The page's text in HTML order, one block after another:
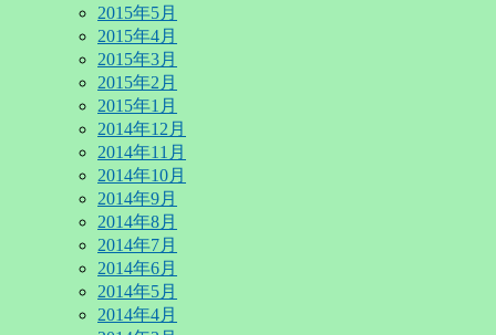
2015年5月
2015年4月
2015年3月
2015年2月
2015年1月
2014年12月
2014年11月
2014年10月
2014年9月
2014年8月
2014年7月
2014年6月
2014年5月
2014年4月